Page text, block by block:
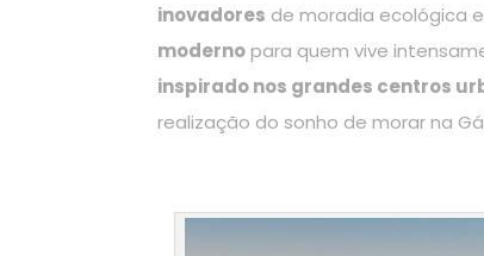
inovadores de moradia ecológica
modernopara quem vive
inspirado nos grandes centros
realização do sonho de morar na